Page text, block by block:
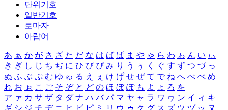
단위기호
일반기호
로마자
아랍어
あ ぁ か が さ ざ た だ な は ば ぱ ま や ゃ ら わ ゎ ん い ぃ
き ぎ し じ ち ぢ に ひ び ぴ み り う ぅ く ぐ す ず つ づ っ
ぬ ふ ぶ ぷ む ゆ ゅ る え ぇ け げ せ ぜ て で ね へ べ ぺ め
れ お ぉ こ ご そ ぞ と ど の ほ ぼ ぽ も よ ょ ろ を
ア ァ カ サ ザ タ ダ ナ ハ バ パ マ ヤ ャ ラ ワ ヮ ン イ ィ キ